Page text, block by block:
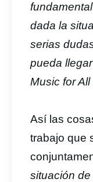
dada la
serias
pueda
Music for
Así las
trabajo que
situación